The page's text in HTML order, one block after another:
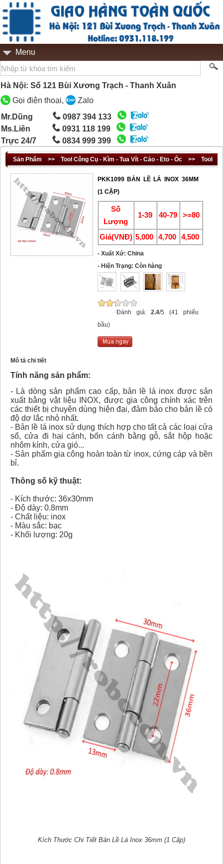
Menu
Hà Nội: Số 121 Bùi Xương Trạch - Thanh Xuân
Gọi điện thoại,
Zalo
Mr.Dũng
0987 394 133
Ms.Liên
0931 118 199
Trực 24/7
0834 999 399
Sản Phẩm >> Tool Công Cụ - Kìm - Tua Vít - Cảo - Eto - Ốc >> Tool
phụ kiện cơ khí
PKK1099 BẢN LỀ LÁ INOX 36MM
(1 CẶP)
Số
Lượng
1-39 40-79 >=80
Giá(VNĐ) 5,000 4,700 4,500
- Xuất Xứ: China
- Hiện Trạng: Còn hàng
Đánh giá:2.4/5 (41 phiếu
bầu)
Mô tả chi tiết
Tính năng sản phẩm:
- Là dòng sản phẩm cao cấp, bản lề lá inox được sản
xuất bằng vật liệu INOX, được gia công chính xác trên
các thiết bị chuyên dùng hiện đại, đảm bảo cho bản lề có
độ dơ lắc nhỏ nhất.
- Bản lề lá inox sử dụng thích hợp cho tất cả các loại cửa
sổ, cửa đi hai cánh, bốn cánh bằng gỗ, sắt hộp hoặc
nhôm kính, cửa gió...
- Sản phẩm gia công hoàn toàn từ inox, cứng cáp và bền
bỉ.
Thông số kỹ thuật:
- Kích thước: 36x30mm
- Độ dày: 0.8mm
- Chất liệu: inox
- Màu sắc: bạc
- Khối lượng: 20g
Kích Thước Chi Tiết Bản Lề Lá Inox 36mm (1 Cặp)